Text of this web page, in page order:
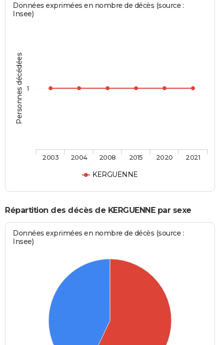
Personnes décédées
Données exprimées en nombre de décès (source :
Insee)
KERGUENNE
2003 2004 2008 2015 2020 2021
1
Répartition des décès de KERGUENNE par sexe
Données exprimées en nombre de décès (source :
Insee)